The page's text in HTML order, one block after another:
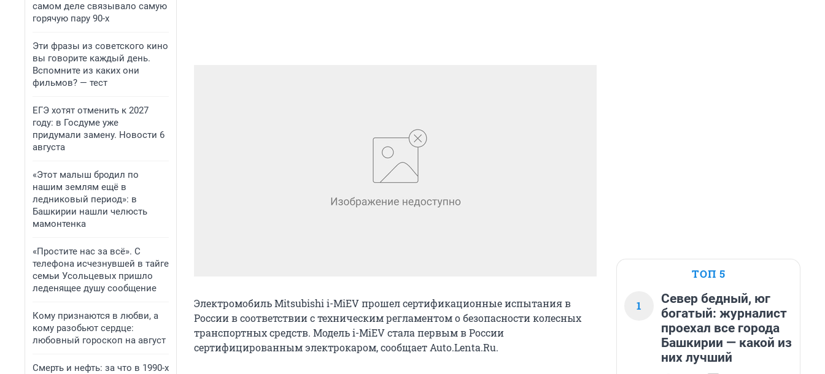
самом деле связывало самую
горячую пару 90-х
Эти фразы из советского кино
вы говорите каждый день.
Вспомните из каких они
фильмов? — тест
ЕГЭ хотят отменить к 2027
году: в Госдуме уже
придумали замену. Новости 6
августа
«Этот малыш бродил по
нашим землям ещё в
ледниковый период»: в
Башкирии нашли челюсть
мамонтенка
«Простите нас за всё». С
телефона исчезнувшей в тайге
семьи Усольцевых пришло
леденящее душу сообщение
Кому признаются в любви, а
кому разобьют сердце:
любовный гороскоп на август
Смерть и нефть: за что в 1990-х
Электромобиль Mitsubishi i-MiEV прошел сертификационные испытания в
России в соответствии с техническим регламентом о безопасности колесных
транспортных средств. Модель i-MiEV стала первым в России
сертифицированным электрокаром, сообщает Auto.Lenta.Ru.
ТОП 5
1
Север бедный, юг
богатый: журналист
проехал все города
Башкирии — какой из
них лучший